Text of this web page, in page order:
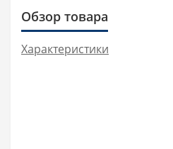
Обзор товара
Характеристики